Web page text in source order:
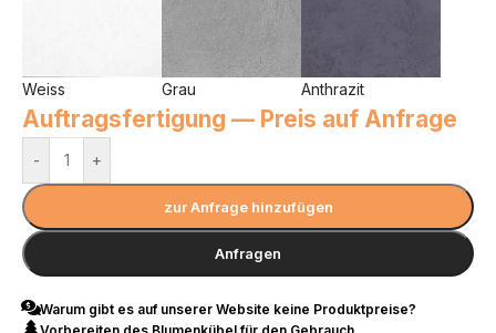
Weiss Grau Anthrazit
Auftragsfertigung — Preis auf Anfrage
- +
zur Anfrage hinzufügen
Anfragen
Warum gibt es auf unserer Website keine Produktpreise?